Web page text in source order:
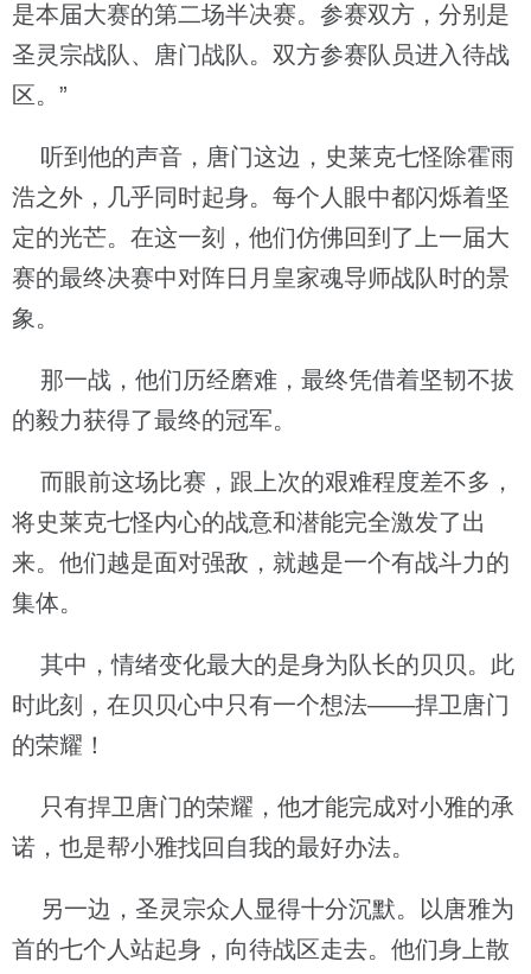
是本届大赛的第二场半决赛。参赛双方，分别是
圣灵宗战队、唐门战队。双方参赛队员进入待战
区。”
听到他的声音，唐门这边，史莱克七怪除霍雨
浩之外，几乎同时起身。每个人眼中都闪烁着坚
定的光芒。在这一刻，他们仿佛回到了上一届大
赛的最终决赛中对阵日月皇家魂导师战队时的景
象。
那一战，他们历经磨难，最终凭借着坚韧不拔
的毅力获得了最终的冠军。
而眼前这场比赛，跟上次的艰难程度差不多，
将史莱克七怪内心的战意和潜能完全激发了出
来。他们越是面对强敌，就越是一个有战斗力的
集体。
其中，情绪变化最大的是身为队长的贝贝。此
时此刻，在贝贝心中只有一个想法——捍卫唐门
的荣耀！
只有捍卫唐门的荣耀，他才能完成对小雅的承
诺，也是帮小雅找回自我的最好办法。
另一边，圣灵宗众人显得十分沉默。以唐雅为
首的七个人站起身，向待战区走去。他们身上散